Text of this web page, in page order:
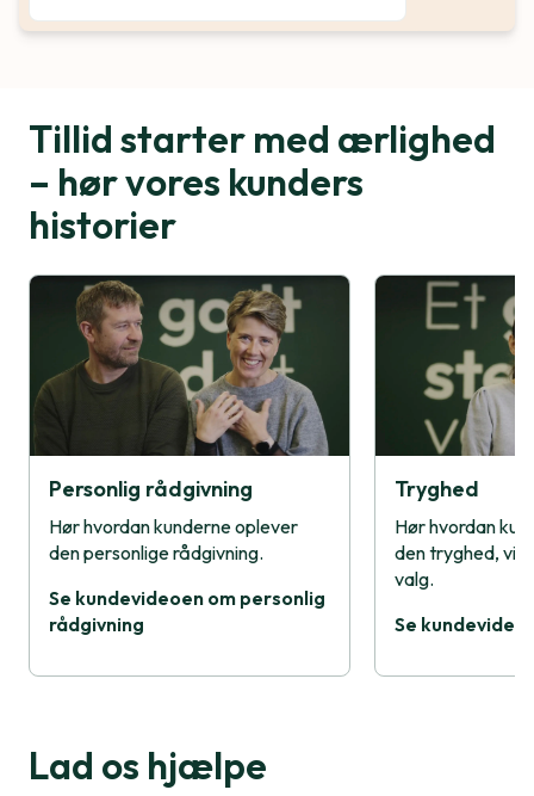
Tillid starter med ærlighed
– hør vores kunders
historier
Personlig rådgivning
Hør hvordan kunderne oplever
den personlige rådgivning.
Se kundevideoen om personlig
rådgivning
Tryghed
Hør hvordan
den tryghed, vi
valg.
Se
Lad os hjælpe